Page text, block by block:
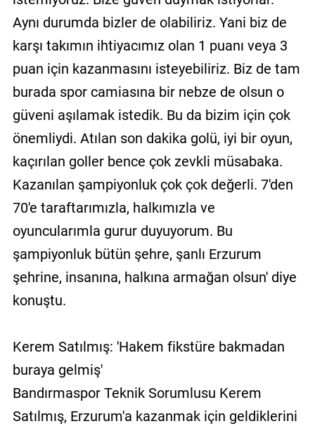
Aynı durumda bizler de olabiliriz. Yani biz de
karşı takımın ihtiyacımız olan 1 puanı veya 3
puan için kazanmasını isteyebiliriz. Biz de tam
burada spor camiasına bir nebze de olsun o
güveni aşılamak istedik. Bu da bizim için çok
önemliydi. Atılan son dakika golü, iyi bir oyun,
kaçırılan goller bence çok zevkli müsabaka.
Kazanılan şampiyonluk çok çok değerli. 7'den
70'e taraftarımızla, halkımızla ve
oyuncularımla gurur duyuyorum. Bu
şampiyonluk bütün şehre, şanlı Erzurum
şehrine, insanına, halkına armağan olsun' diye
konuştu.
Kerem Satılmış: 'Hakem fikstüre bakmadan
buraya gelmiş'
Bandırmaspor Teknik Sorumlusu Kerem
Satılmış, Erzurum'a kazanmak için geldiklerini